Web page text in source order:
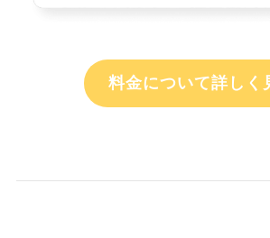
料金について詳しく